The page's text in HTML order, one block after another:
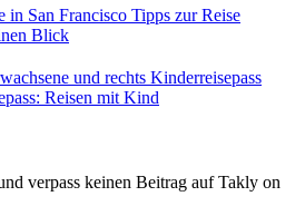
Blick
Reisen mit Kind
verpass keinen Beitrag auf Takly on